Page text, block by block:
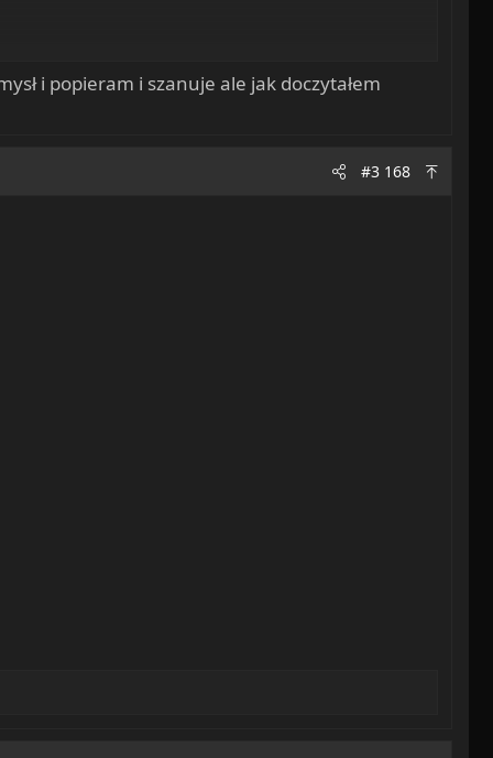
i popieram i szanuje ale jak doczytałem
#3 168